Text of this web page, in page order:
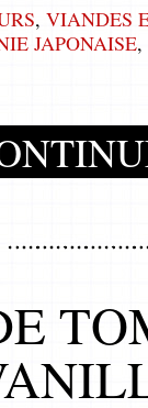
, VIANDES
JAPONAISE,